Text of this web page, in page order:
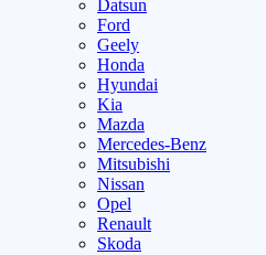
Datsun
Ford
Geely
Honda
Hyundai
Kia
Mazda
Mercedes-Benz
Mitsubishi
Nissan
Opel
Renault
Skoda